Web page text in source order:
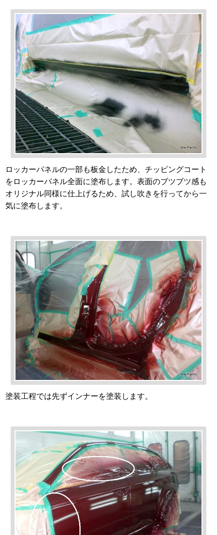
ロッカーパネルの一部も板金したため、チッピングコート
をロッカーパネル全面に塗布します。表面のブツブツ感も
オリジナル同様に仕上げるため、試し吹きを行ってから一
気に塗布します。
塗装工程では先ずインナーを塗装します。